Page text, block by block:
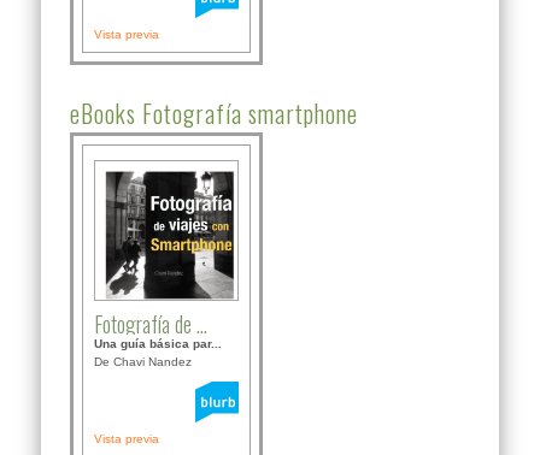
Vista previa
eBooks Fotografía smartphone
Fotografía de ...
Una guía básica par...
De Chavi Nandez
Vista previa